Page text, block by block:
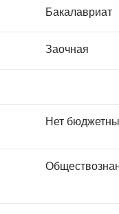
Бакалавриат
Заочная
Нет